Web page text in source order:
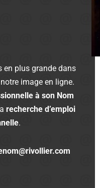
en plus grande dans
image en ligne.
à son Nom
recherche d’emploi
.